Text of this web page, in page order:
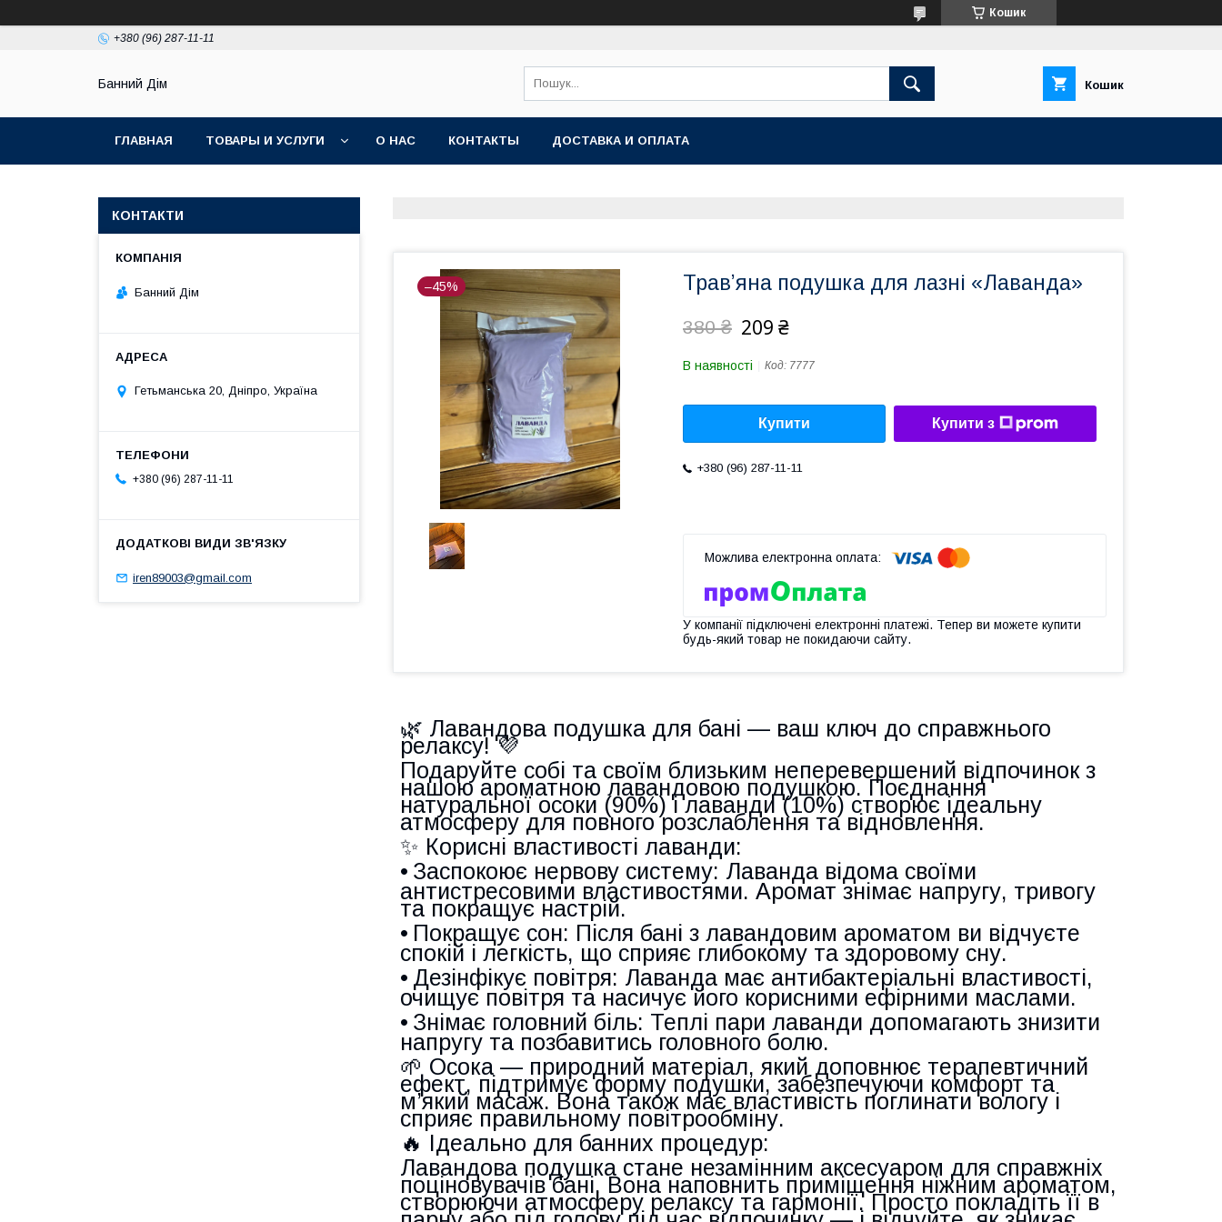
Кошик
+380 (96) 287-11-11
Банний Дім Кошик
ГЛАВНАЯ ТОВАРЫ И УСЛУГИ О НАС КОНТАКТЫ ДОСТАВКА И ОПЛАТА
–45% Травʼяна подушка для лазні «Лаванда»
380 ₴ 209 ₴
В наявності Код: 7777
Купити Купити з
+380 (96) 287-11-11
У компанії підключені електронні платежі. Тепер ви можете купити
будь-який товар не покидаючи сайту.
🌿 Лавандова подушка для бані — ваш ключ до справжнього
релаксу! 💜
Подаруйте собі та своїм близьким неперевершений відпочинок з
нашою ароматною лавандовою подушкою. Поєднання
натуральної осоки (90%) і лаванди (10%) створює ідеальну
атмосферу для повного розслаблення та відновлення.
✨ Корисні властивості лаванди:
• Заспокоює нервову систему: Лаванда відома своїми
антистресовими властивостями. Аромат знімає напругу, тривогу
та покращує настрій.
• Покращує сон: Після бані з лавандовим ароматом ви відчуєте
спокій і легкість, що сприяє глибокому та здоровому сну.
• Дезінфікує повітря: Лаванда має антибактеріальні властивості,
очищує повітря та насичує його корисними ефірними маслами.
• Знімає головний біль: Теплі пари лаванди допомагають знизити
напругу та позбавитись головного болю.
🌱 Осока — природний матеріал, який доповнює терапевтичний
ефект, підтримує форму подушки, забезпечуючи комфорт та
м’який масаж. Вона також має властивість поглинати вологу і
сприяє правильному повітрообміну.
🔥 Ідеально для банних процедур:
Лавандова подушка стане незамінним аксесуаром для справжніх
поціновувачів бані. Вона наповнить приміщення ніжним ароматом,
створюючи атмосферу релаксу та гармонії. Просто покладіть її в
КОНТАКТИ
Банний Дім
Гетьманська 20, Дніпро, Україна
+380 (96) 287-11-11
iren89003@gmail.com